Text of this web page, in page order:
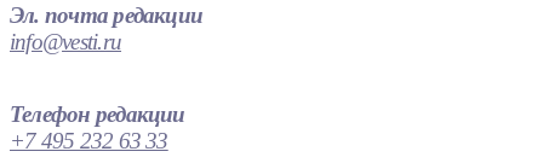
Эл. почта редакции
info@vesti.ru
Телефон редакции
+7 495 232 63 33